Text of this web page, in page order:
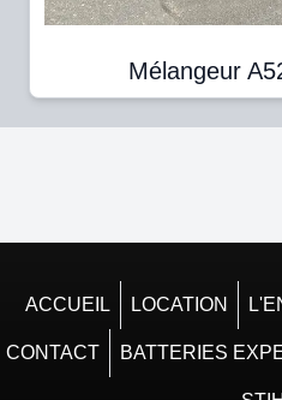
Mélangeur
ACCUEIL LOCATION
CONTACT BATTERIES